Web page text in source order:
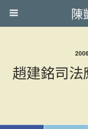
陳
趙建銘司